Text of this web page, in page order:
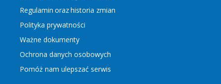
Regulamin orazhistoria zmian
Polityka prywatności
Ważne dokumenty
Ochrona danych osobowych
Pomóż nam ulepszać serwis